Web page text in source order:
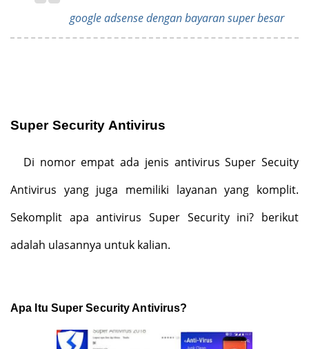
google adsense dengan bayaran super besar
Super Security Antivirus
Di nomor empat ada jenis antivirus Super Secuity
Antivirus yang juga memiliki layanan yang komplit.
Sekomplit apa antivirus Super Security ini? berikut
adalah ulasannya untuk kalian.
Apa Itu Super Security Antivirus?